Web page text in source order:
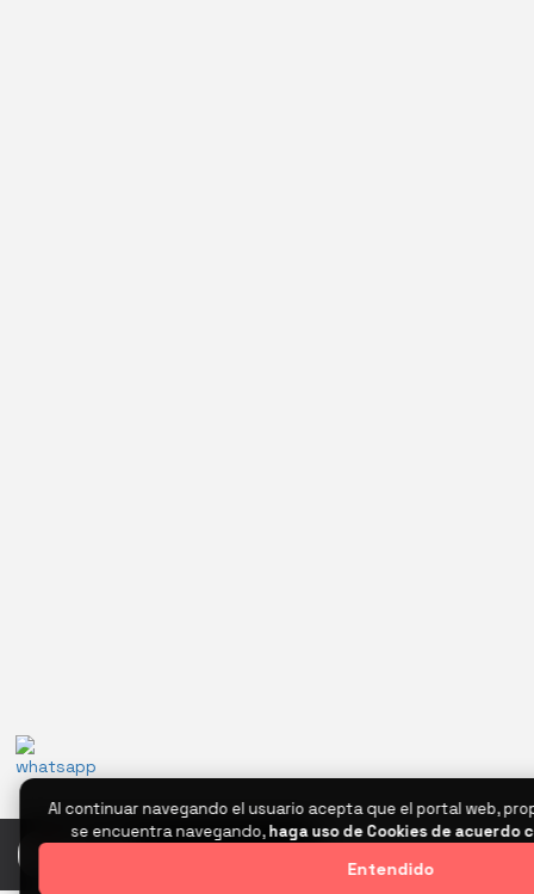
Al continuar navegando el usuario acepta que el portal web,
se encuentra navegando,haga uso de Cookies de acuerdo
Entendido